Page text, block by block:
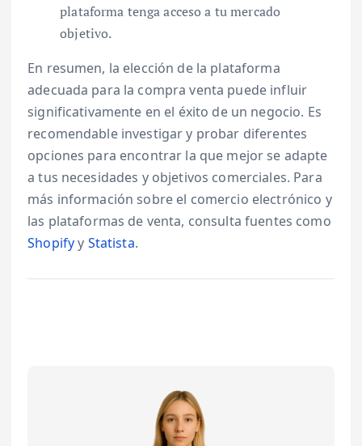
plataforma tenga acceso a tu mercado
objetivo.
En resumen, la elección de la plataforma
adecuada para la compra venta puede influir
significativamente en el éxito de un negocio. Es
recomendable investigar y probar diferentes
opciones para encontrar la que mejor se adapte
a tus necesidades y objetivos comerciales. Para
más información sobre el comercio electrónico y
las plataformas de venta, consulta fuentes como
Shopifyy Statista.